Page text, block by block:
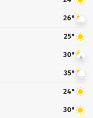
26°
25°
30°
35°
24°
30°